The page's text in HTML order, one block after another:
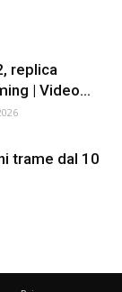
replica
| Video...
trame dal 10